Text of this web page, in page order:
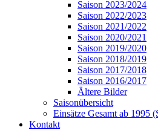
Saison 2023/2024
Saison 2022/2023
Saison 2021/2022
Saison 2020/2021
Saison 2019/2020
Saison 2018/2019
Saison 2017/2018
Saison 2016/2017
Ältere Bilder
Saisonübersicht
Einsätze Gesamt ab 1995
Kontakt